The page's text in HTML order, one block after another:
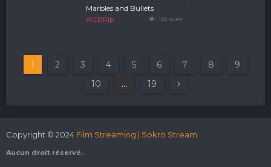
155 vues
Marbles and Bullets
WEBRip
1 2 3 4 5 6 7 8
9
10
... 19
Copyright © 2024 Film Streaming | Sokro Stream.
Aucun droit réservé.